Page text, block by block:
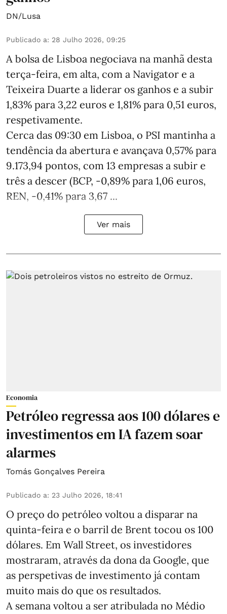
DN/Lusa
Publicado a: 28 Julho 2026, 09:25
A bolsa de Lisboa negociava na manhã desta
terça-feira, em alta, com a Navigator e a
Teixeira Duarte a liderar os ganhos e a subir
1,83% para 3,22 euros e 1,81% para 0,51 euros,
respetivamente.
Cerca das 09:30 em Lisboa, o PSI mantinha a
tendência da abertura e avançava 0,57% para
9.173,94 pontos, com 13 empresas a subir e
três a descer (BCP, -0,89% para 1,06 euros,
REN, -0,41% para 3,67 ...
Ver mais
Economia
Petróleo regressa aos 100 dólares e
investimentos em IA fazem soar
alarmes
Tomás Gonçalves Pereira
Publicado a: 23 Julho 2026, 18:41
O preço do petróleo voltou a disparar na
quinta-feira e o barril de Brent tocou os 100
dólares. Em Wall Street, os investidores
mostraram, através da dona da Google, que
as perspetivas de investimento já contam
muito mais do que os resultados.
A semana voltou a ser atribulada no Médio